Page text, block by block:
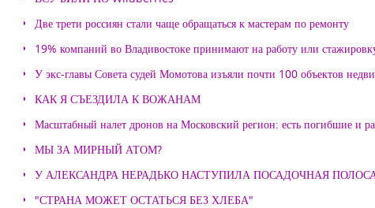
Две трети россиян стали чаще обращаться к мастерам по ремонту
19% компаний во Владивостоке принимают на работу или
У экс-главы Совета судей Момотова изъяли почти 100 объектов
КАК Я СЪЕЗДИЛА К ВОЖАНАМ
Масштабный налет дронов на Московский регион: есть погибшие и
МЫ ЗА МИРНЫЙ АТОМ?
У АЛЕКСАНДРА НЕРАДЬКО НАСТУПИЛА ПОСАДОЧНАЯ
"СТРАНА МОЖЕТ ОСТАТЬСЯ БЕЗ ХЛЕБА"